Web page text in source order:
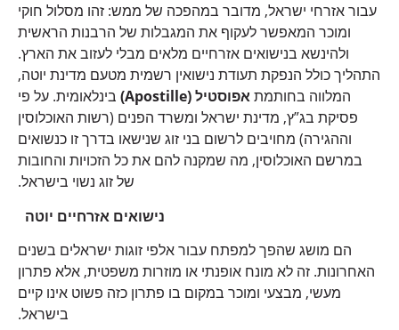
עבור אזרחי ישראל, מדובר במהפכה של ממש: זהו מסלול חוקי
ומוכר המאפשר לעקוף את המגבלות של הרבנות הראשית
ולהינשא בנישואים אזרחיים מלאים מבלי לעזוב את הארץ.
התהליך כולל הנפקת תעודת נישואין רשמית מטעם מדינת יוטה,
המלווה בחותמתאפוסטיל (Apostille)
בינלאומית. על פי
פסיקת בג”ץ, מדינת ישראל ומשרד הפנים (רשות האוכלוסין
וההגירה) מחויבים לרשום בני זוג שנישאו בדרך זו כנשואים
במרשם האוכלוסין, מה שמקנה להם את כל הזכויות והחובות
של זוג נשוי בישראל.
נישואים אזרחיים יוטה
הם מושג שהפך למפתח עבור אלפי זוגות ישראלים בשנים
האחרונות. זה לא מונח אופנתי או מוזרות משפטית, אלא פתרון
מעשי, מבצעי ומוכר במקום בו פתרון כזה פשוט אינו קיים
בישראל.